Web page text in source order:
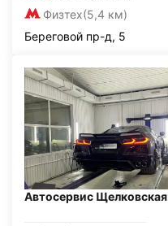
Физтех(5,4 км)
Береговой пр-д, 5
Автосервис Щелковская